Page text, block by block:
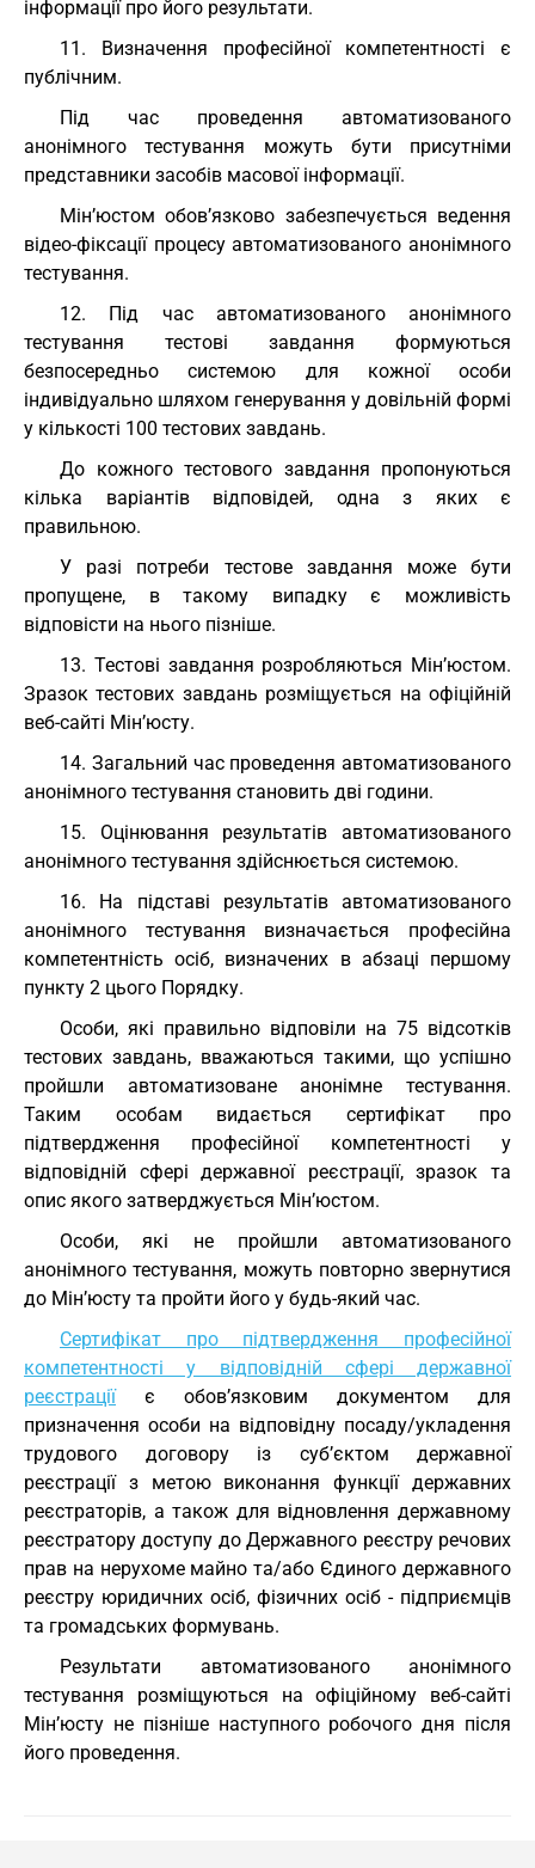
інформації про його результати.
11. Визначення професійної компетентності є
публічним.
Під час проведення автоматизованого
анонімного тестування можуть бути присутніми
представники засобів масової інформації.
Мін’юстом обов’язково забезпечується ведення
відео-фіксації процесу автоматизованого анонімного
тестування.
12. Під час автоматизованого анонімного
тестування тестові завдання формуються
безпосередньо системою для кожної особи
індивідуально шляхом генерування у довільній формі
у кількості 100 тестових завдань.
До кожного тестового завдання пропонуються
кілька варіантів відповідей, одна з яких є
правильною.
У разі потреби тестове завдання може бути
пропущене, в такому випадку є можливість
відповісти на нього пізніше.
13. Тестові завдання розробляються Мін’юстом.
Зразок тестових завдань розміщується на офіційній
веб-сайті Мін’юсту.
14. Загальний час проведення автоматизованого
анонімного тестування становить дві години.
15. Оцінювання результатів автоматизованого
анонімного тестування здійснюється системою.
16. На підставі результатів автоматизованого
анонімного тестування визначається професійна
компетентність осіб, визначених в абзаці першому
пункту 2 цього Порядку.
Особи, які правильно відповіли на 75 відсотків
тестових завдань, вважаються такими, що успішно
пройшли автоматизоване анонімне тестування.
Таким особам видається сертифікат про
підтвердження професійної компетентності у
відповідній сфері державної реєстрації, зразок та
опис якого затверджується Мін’юстом.
Особи, які не пройшли автоматизованого
анонімного тестування, можуть повторно звернутися
до Мін’юсту та пройти його у будь-який час.
Сертифікат про підтвердження професійної
компетентності у відповідній сфері державної
реєстраціїє обов’язковим документом для
призначення особи на відповідну посаду/укладення
трудового договору із суб’єктом державної
реєстрації з метою виконання функції державних
реєстраторів, а також для відновлення державному
реєстратору доступу до Державного реєстру речових
прав на нерухоме майно та/або Єдиного державного
реєстру юридичних осіб, фізичних осіб - підприємців
та громадських формувань.
Результати автоматизованого анонімного
тестування розміщуються на офіційному веб-сайті
Мін’юсту не пізніше наступного робочого дня після
його проведення.